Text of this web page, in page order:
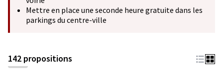
Mettre en place une seconde heure gratuite dans les
parkings du centre-ville
142 propositions